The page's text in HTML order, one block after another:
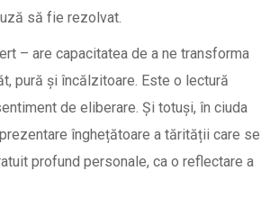
să fie rezolvat.
– are capacitatea de a ne transforma
pură și încălzitoare. Este o lectură
de eliberare. Și totuși, în ciuda
înghețătoare a tărității care se
profund personale, ca o reflectare a